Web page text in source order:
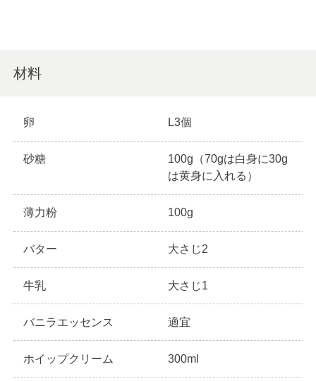
材料
卵 L3個
砂糖
100g（70gは白身に30g
は黄身に入れる）
薄力粉 100g
バター 大さじ2
牛乳 大さじ1
バニラエッセンス 適宜
ホイップクリーム 300ml